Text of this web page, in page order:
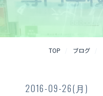
TOP ブログ
2016-09-26(月)